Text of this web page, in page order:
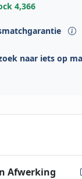
4,366
naar iets op
Afwerking